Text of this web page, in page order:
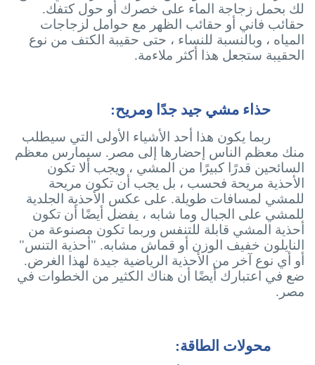
لك بحمل زجاجة الماء على خصرك أو حول كتفك.
حقائب فاني أو حقائب الظهر مع حوامل لزجاجات
المياه ، وبالنسبة للنساء ، حتى حقيبة الكتف من نوع
الحقيبة ستجعل هذا أكثر ملاءمة.
حذاء مشي جيد جدًا ومريح:
ربما يكون هذا أحد الأشياء الأولى التي سيطلب
منك معظم الناس إحضارها إلى مصر. سيمارس معظم
السائحين قدرًا كبيرًا من المشي ، ويجب ألا تكون
الأحذية مريحة فحسب ، بل يجب أن تكون مريحة
للمشي لمسافات طويلة. على عكس الأحذية الجلدية
للمشي على الجبال وما شابه ، يفضل أيضًا أن تكون
أحذية المشي قابلة للتنفس وربما تكون مصنوعة من
النايلون خفيف الوزن أو قماش مشابه. "أحذية التنس"
أو أي نوع آخر من الأحذية الرياضية جيدة لهذا الغرض.
ضع في اعتبارك أيضًا أن هناك الكثير من الخطوات في
مصر.
محولات الطاقة: